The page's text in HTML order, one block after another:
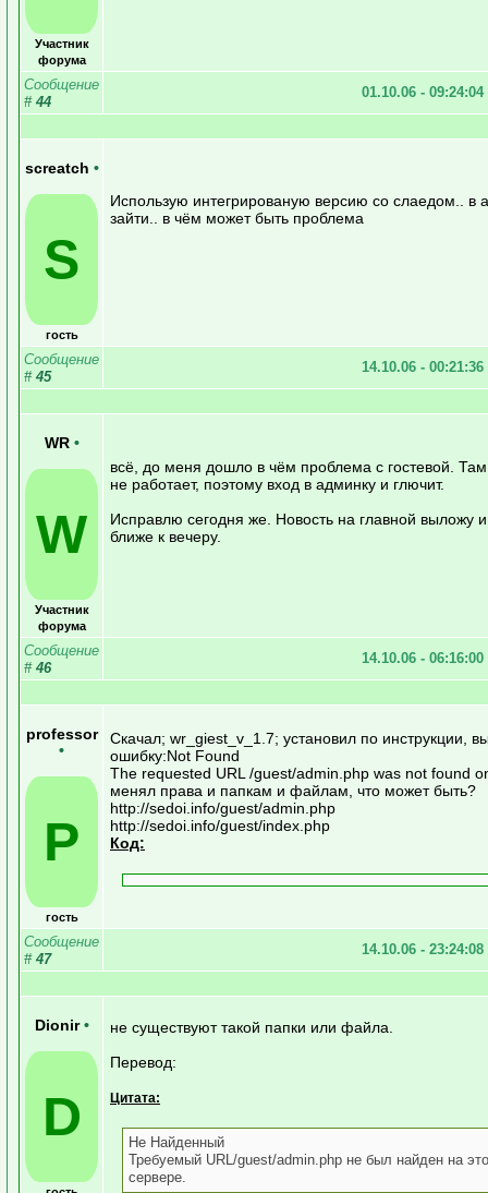
Участник
форума
Сообщение
# 44
01.10.06 - 09:24:04
screatch •
S
гость
Использую интегрированую версию со слаедом.. в
зайти.. в чём может быть проблема
Сообщение
# 45
14.10.06 - 00:21:36
WR •
W
Участник
форума
всё, до меня дошло в чём проблема с гостевой.
не работает, поэтому вход в админку и глючит.
Исправлю сегодня же. Новость на главной выложу
ближе к вечеру.
Сообщение
# 46
14.10.06 - 06:16:00
professor
•
P
гость
Скачал; wr_giest_v_1.7; установил по инструкции,
ошибку:Not Found
The requested URL /guest/admin.php was not found
менял права и папкам и файлам, что может быть?
http://sedoi.info/guest/admin.php
http://sedoi.info/guest/index.php
Код:
Сообщение
# 47
14.10.06 - 23:24:08
Dionir •
D
не существуют такой папки или файла.
Перевод:
Цитата:
Не Найденный
Требуемый URL/guest/admin.php не был найден на
сервере.